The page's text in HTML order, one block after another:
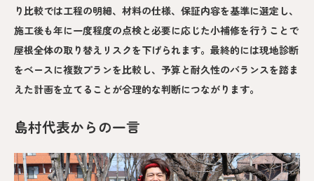
り比較では工程の明細、材料の仕様、保証内容を基準に選定し、
施工後も年に一度程度の点検と必要に応じた小補修を行うことで
屋根全体の取り替えリスクを下げられます。最終的には現地診断
をベースに複数プランを比較し、予算と耐久性のバランスを踏ま
えた計画を立てることが合理的な判断につながります。
島村代表からの一言